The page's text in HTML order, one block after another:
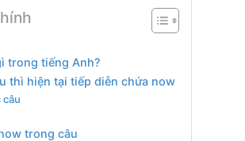
trong tiếng Anh?
thì hiện tại tiếp diễn chứa now
câu
trong câu